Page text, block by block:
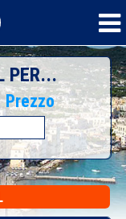
PER...
Prezzo